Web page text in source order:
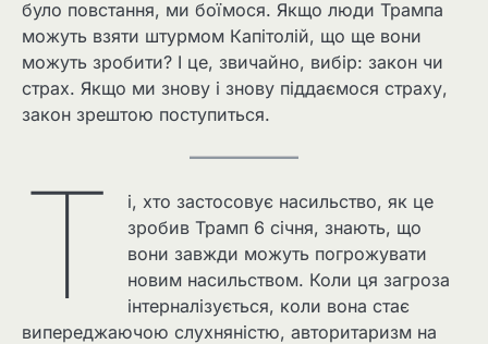
було повстання, ми боїмося. Якщо люди Трампа
можуть взяти штурмом Капітолій, що ще вони
можуть зробити? І це, звичайно, вибір: закон чи
страх. Якщо ми знову і знову піддаємося страху,
закон зрештою поступиться.
Т
і, хто застосовує насильство, як це
зробив Трамп 6 січня, знають, що
вони завжди можуть погрожувати
новим насильством. Коли ця загроза
інтерналізується, коли вона стає
випереджаючою слухняністю, авторитаризм на